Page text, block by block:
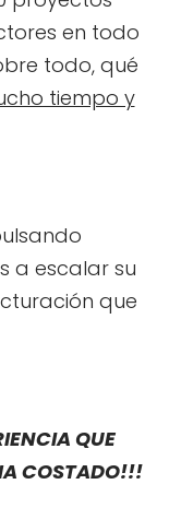
en todo
todo, qué
tiempo y
a escalar su
que
QUE
COSTADO!!!